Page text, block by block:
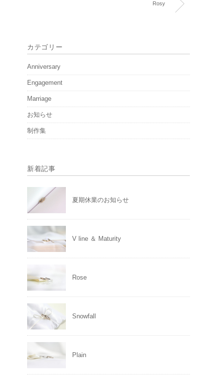
Rosy
カテゴリー
Anniversary
Engagement
Marriage
お知らせ
制作集
新着記事
夏期休業のお知らせ
V line ＆ Maturity
Rose
Snowfall
Plain